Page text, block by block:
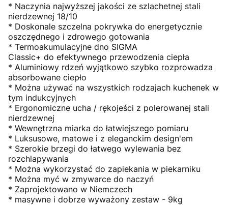
* Naczynia najwyższej jakości ze szlachetnej stali
nierdzewnej 18/10
* Doskonale szczelna pokrywka do energetycznie
oszczędnego i zdrowego gotowania
* Termoakumulacyjne dno SIGMA
Classic+ do efektywnego przewodzenia ciepła
* Aluminiowy rdzeń wyjątkowo szybko rozprowadza
absorbowane ciepło
* Można używać na wszystkich rodzajach kuchenek w
tym indukcyjnych
* Ergonomiczne ucha / rękojeści z polerowanej stali
nierdzewnej
* Wewnętrzna miarka do łatwiejszego pomiaru
* Luksusowe, matowe i z eleganckim design'em
* Szerokie brzegi do łatwego wylewania bez
rozchlapywania
* Można wykorzystać do zapiekania w piekarniku
* Można myć w zmywarce do naczyń
* Zaprojektowano w Niemczech
* masywne i dobrze wyważony zestaw - 9kg